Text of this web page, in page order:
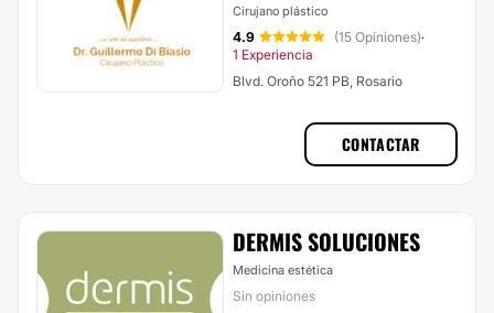
Cirujano plástico
4.9 (15 Opiniones)·
1 Experiencia
Blvd. Oroño 521 PB, Rosario
CONTACTAR
DERMIS SOLUCIONES
Medicina estética
Sin opiniones